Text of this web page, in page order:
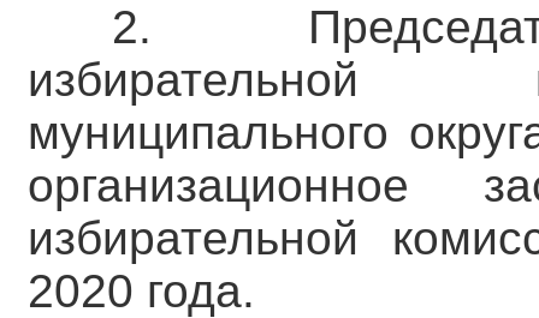
2.
избирательной
муниципального
организационное
избирательной
2020 года.